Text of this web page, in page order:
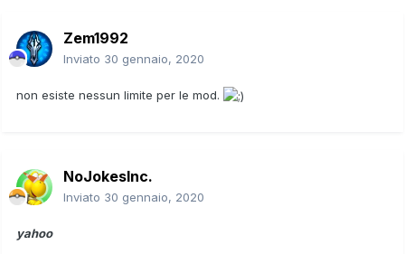
Zem1992
Inviato 30 gennaio, 2020
non esiste nessun limite per le mod.
NoJokesInc.
Inviato 30 gennaio, 2020
yahoo